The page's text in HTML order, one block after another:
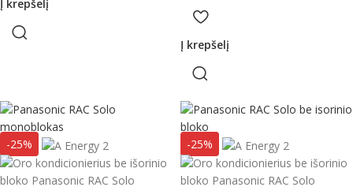
Į krepšelį
Į krepšelį
-25% -25%